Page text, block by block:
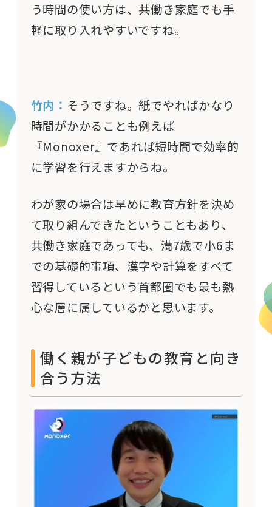
う時間の使い方は、共働き家庭でも手
軽に取り入れやすいですね。
竹内： そうですね。紙でやればかなり
時間がかかることも例えば
『Monoxer』であれば短時間で効率的
に学習を行えますからね。
わが家の場合は早めに教育方針を決め
て取り組んできたということもあり、
共働き家庭であっても、満7歳で小6ま
での基礎的事項、漢字や計算をすべて
習得しているという首都圏でも最も熱
心な層に属しているかと思います。
働く親が子どもの教育と向き
合う方法